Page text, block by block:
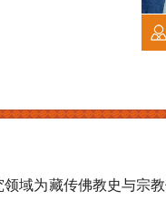
域为藏传佛教史与宗